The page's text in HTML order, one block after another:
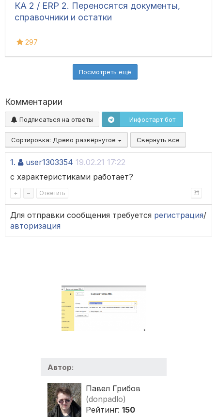
КА 2 / ERP 2. Переносятся документы,
справочники и остатки
297
Посмотреть ещё
Комментарии
Подписаться на ответы Инфостарт бот
Сортировка: Древо развёрнутое Свернуть все
1. user1303354 19.02.21 17:22
с характеристиками работает?
+ – Ответить
Для отправки сообщения требуется регистрация/
авторизация
Автор:
Павел Грибов
(donpadlo)
Рейтинг: 150